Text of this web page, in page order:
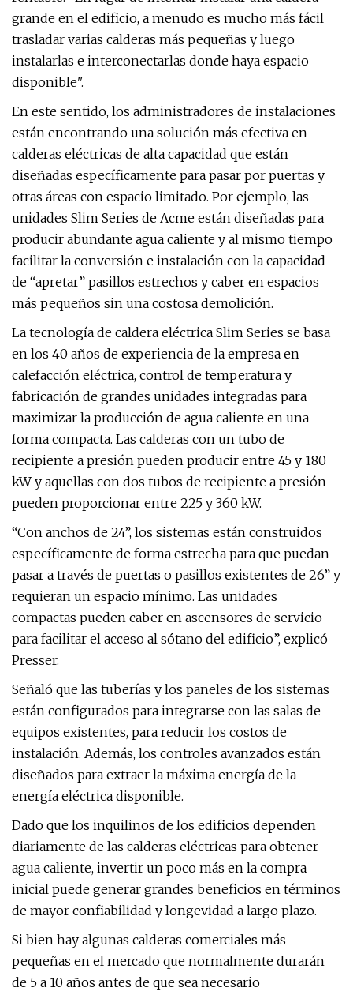
grande en el edificio, a menudo es mucho más fácil
trasladar varias calderas más pequeñas y luego
instalarlas e interconectarlas donde haya espacio
disponible".
En este sentido, los administradores de instalaciones
están encontrando una solución más efectiva en
calderas eléctricas de alta capacidad que están
diseñadas específicamente para pasar por puertas y
otras áreas con espacio limitado. Por ejemplo, las
unidades Slim Series de Acme están diseñadas para
producir abundante agua caliente y al mismo tiempo
facilitar la conversión e instalación con la capacidad
de “apretar” pasillos estrechos y caber en espacios
más pequeños sin una costosa demolición.
La tecnología de caldera eléctrica Slim Series se basa
en los 40 años de experiencia de la empresa en
calefacción eléctrica, control de temperatura y
fabricación de grandes unidades integradas para
maximizar la producción de agua caliente en una
forma compacta. Las calderas con un tubo de
recipiente a presión pueden producir entre 45 y 180
kW y aquellas con dos tubos de recipiente a presión
pueden proporcionar entre 225 y 360 kW.
“Con anchos de 24”, los sistemas están construidos
específicamente de forma estrecha para que puedan
pasar a través de puertas o pasillos existentes de 26” y
requieran un espacio mínimo. Las unidades
compactas pueden caber en ascensores de servicio
para facilitar el acceso al sótano del edificio”, explicó
Presser.
Señaló que las tuberías y los paneles de los sistemas
están configurados para integrarse con las salas de
equipos existentes, para reducir los costos de
instalación. Además, los controles avanzados están
diseñados para extraer la máxima energía de la
energía eléctrica disponible.
Dado que los inquilinos de los edificios dependen
diariamente de las calderas eléctricas para obtener
agua caliente, invertir un poco más en la compra
inicial puede generar grandes beneficios en términos
de mayor confiabilidad y longevidad a largo plazo.
Si bien hay algunas calderas comerciales más
pequeñas en el mercado que normalmente durarán
de 5 a 10 años antes de que sea necesario